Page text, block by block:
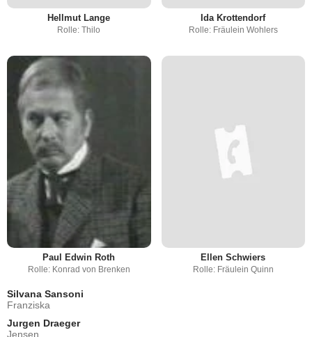
Hellmut Lange
Rolle: Thilo
Ida Krottendorf
Rolle: Fräulein Wohlers
Paul Edwin Roth
Rolle: Konrad von Brenken
Ellen Schwiers
Rolle: Fräulein Quinn
Silvana Sansoni
Franziska
Jurgen Draeger
Jensen